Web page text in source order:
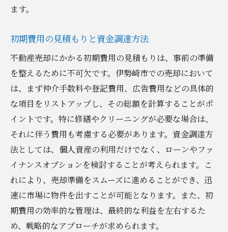
事前準備としての物件状態の改善
売却プロセスにおける効率的な経費管理
適切なマーケティング戦略で買い手を引き
つける
コストパフォーマンスを考慮した修繕と改
修
交渉術で売却価格を最大化する方法
売却後の税金対策と資産運用プラン
効果的な情報収集で群馬県伊勢崎市での不動産
売却を成功させる
市場調査における信頼できる情報源
オンラインとオフラインの情報収集テクニ
ます。
初期費用の見積もりと資金調達方法
不動産売却にかかる初期費用の見積もりは、事前の準備
を整えるために不可欠です。伊勢崎市での売却において
は、まず仲介手数料や登記費用、広告費用などの具体的
な項目をリストアップし、その総額を計算することがポ
イントです。特に修繕やクリーニングが必要な場合は、
それに伴う費用も考慮する必要があります。資金調達方
法としては、個人資産の利用だけでなく、ローンやファ
イナンスオプションを検討することが考えられます。こ
れにより、売却準備をスムーズに進めることができ、迅
速に市場に物件を出すことが可能となります。また、初
期費用の効率的な管理は、最終的な利益を左右するた
め、戦略的なアプローチが求められます。